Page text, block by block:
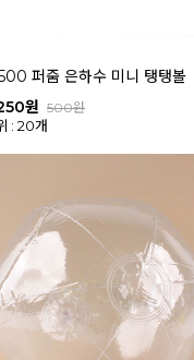
퍼줌 은하수 미니 탱탱볼
원 500원
: 20개